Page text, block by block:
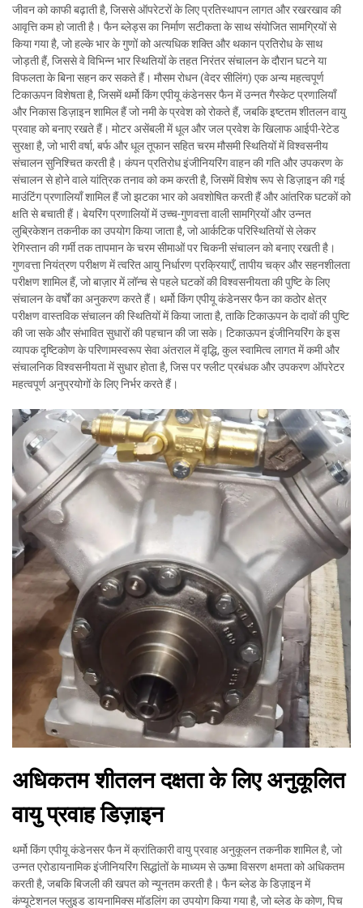
जीवन को काफी बढ़ाती है, जिससे ऑपरेटरों के लिए प्रतिस्थापन लागत और रखरखाव की
आवृत्ति कम हो जाती है। फैन ब्लेड्स का निर्माण सटीकता के साथ संयोजित सामग्रियों से
किया गया है, जो हल्के भार के गुणों को अत्यधिक शक्ति और थकान प्रतिरोध के साथ
जोड़ती हैं, जिससे वे विभिन्न भार स्थितियों के तहत निरंतर संचालन के दौरान घटने या
विफलता के बिना सहन कर सकते हैं। मौसम रोधन (वेदर सीलिंग) एक अन्य महत्वपूर्ण
टिकाऊपन विशेषता है, जिसमें थर्मो किंग एपीयू कंडेनसर फैन में उन्नत गैस्केट प्रणालियाँ
और निकास डिज़ाइन शामिल हैं जो नमी के प्रवेश को रोकते हैं, जबकि इष्टतम शीतलन वायु
प्रवाह को बनाए रखते हैं। मोटर असेंबली में धूल और जल प्रवेश के खिलाफ आईपी-रेटेड
सुरक्षा है, जो भारी वर्षा, बर्फ और धूल तूफान सहित चरम मौसमी स्थितियों में विश्वसनीय
संचालन सुनिश्चित करती है। कंपन प्रतिरोध इंजीनियरिंग वाहन की गति और उपकरण के
संचालन से होने वाले यांत्रिक तनाव को कम करती है, जिसमें विशेष रूप से डिज़ाइन की गई
माउंटिंग प्रणालियाँ शामिल हैं जो झटका भार को अवशोषित करती हैं और आंतरिक घटकों को
क्षति से बचाती हैं। बेयरिंग प्रणालियों में उच्च-गुणवत्ता वाली सामग्रियों और उन्नत
लुब्रिकेशन तकनीक का उपयोग किया जाता है, जो आर्कटिक परिस्थितियों से लेकर
रेगिस्तान की गर्मी तक तापमान के चरम सीमाओं पर चिकनी संचालन को बनाए रखती है।
गुणवत्ता नियंत्रण परीक्षण में त्वरित आयु निर्धारण प्रक्रियाएँ, तापीय चक्र और सहनशीलता
परीक्षण शामिल हैं, जो बाज़ार में लॉन्च से पहले घटकों की विश्वसनीयता की पुष्टि के लिए
संचालन के वर्षों का अनुकरण करते हैं। थर्मो किंग एपीयू कंडेनसर फैन का कठोर क्षेत्र
परीक्षण वास्तविक संचालन की स्थितियों में किया जाता है, ताकि टिकाऊपन के दावों की पुष्टि
की जा सके और संभावित सुधारों की पहचान की जा सके। टिकाऊपन इंजीनियरिंग के इस
व्यापक दृष्टिकोण के परिणामस्वरूप सेवा अंतराल में वृद्धि, कुल स्वामित्व लागत में कमी और
संचालनिक विश्वसनीयता में सुधार होता है, जिस पर फ्लीट प्रबंधक और उपकरण ऑपरेटर
महत्वपूर्ण अनुप्रयोगों के लिए निर्भर करते हैं।
अधिकतम शीतलन दक्षता के लिए अनुकूलित
वायु प्रवाह डिज़ाइन
थर्मो किंग एपीयू कंडेनसर फैन में क्रांतिकारी वायु प्रवाह अनुकूलन तकनीक शामिल है, जो
उन्नत एरोडायनामिक इंजीनियरिंग सिद्धांतों के माध्यम से ऊष्मा विसरण क्षमता को अधिकतम
करती है, जबकि बिजली की खपत को न्यूनतम करती है। फैन ब्लेड के डिज़ाइन में
कंप्यूटेशनल फ्लुइड डायनामिक्स मॉडलिंग का उपयोग किया गया है, जो ब्लेड के कोण, पिच